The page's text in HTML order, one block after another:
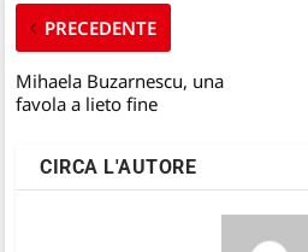
PRECEDENTE
Mihaela Buzarnescu, una
favola a lieto fine
CIRCA L'AUTORE